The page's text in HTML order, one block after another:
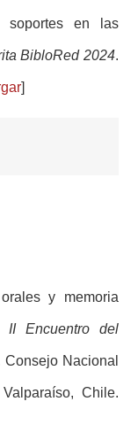
soportes en las
BibloRed 2024.
]
y memoria
II Encuentro del
Consejo Nacional
Chile.